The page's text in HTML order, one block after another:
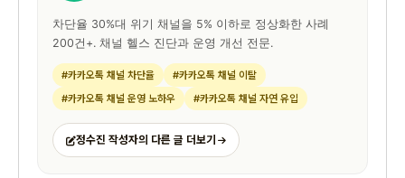
차단율 30%대 위기 채널을 5% 이하로 정상화한 사례
200건+. 채널 헬스 진단과 운영 개선 전문.
#카카오톡 채널 차단율
#카카오톡 채널 이탈
#카카오톡 채널 운영 노하우
#카카오톡 채널 자연 유입
정수진 작성자의 다른 글 더보기